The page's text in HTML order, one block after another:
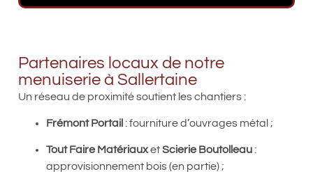
Partenaires locaux de notre
menuiserie à Sallertaine
Un réseau de proximité soutient les chantiers :
Frémont Portail : fourniture d’ouvrages métal ;
Tout Faire MatériauxetScierie Boutolleau:
approvisionnement bois (en partie) ;